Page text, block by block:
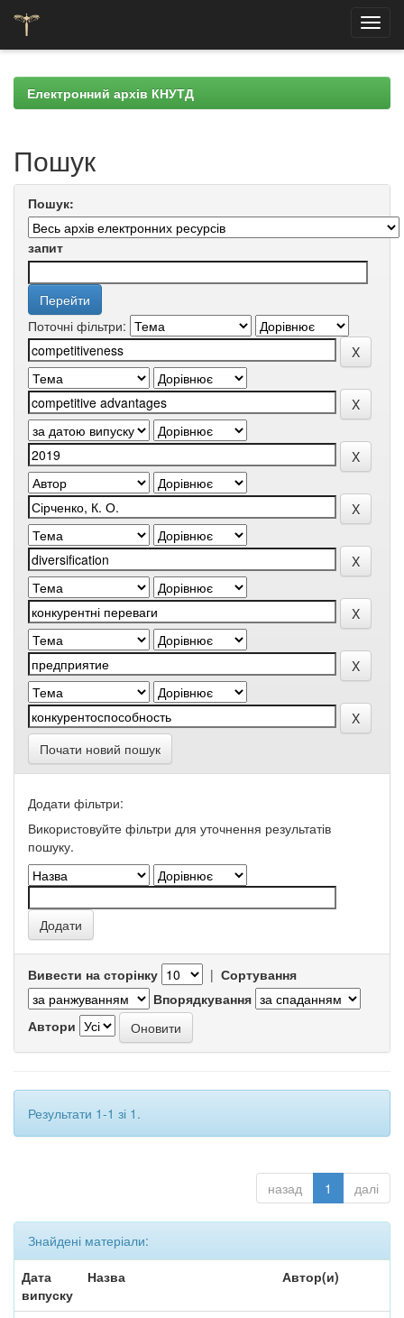
navigationЕлектронний архів КНУТД
Пошук
Пошук:
запит
Поточні фільтри:
Почати новий пошук
Додати фільтри:
Використовуйте фільтри для уточнення результатів
пошуку.
Вивести на сторінку | Сортування
Впорядкування
Автори
Результати 1-1 зі 1.
назад 1 далі
Знайдені матеріали:
Дата
випуску
Назва Автор(и)